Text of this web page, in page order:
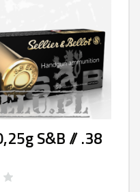
S&B // .38